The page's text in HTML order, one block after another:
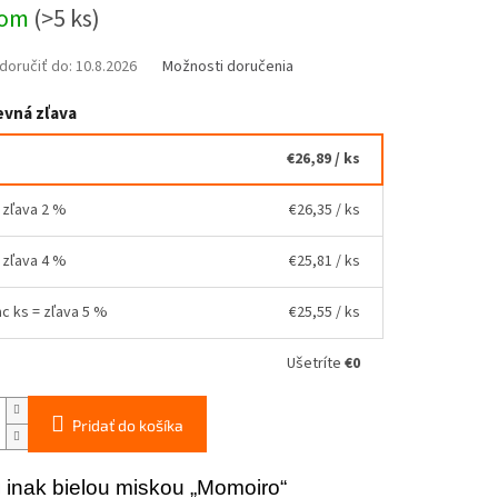
(>5 ks)
do: 10.8.2026 Možnosti doručenia
zľava
€26,89/ ks
2 % €26,35 / ks
4 % €25,81 / ks
ks = zľava 5 % €25,55 / ks
Ušetríte €0
Pridať do košíka
bielou miskou „Momoiro“